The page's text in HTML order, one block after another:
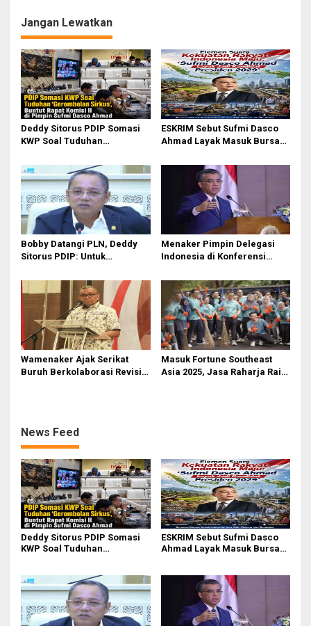
a
s
i
p
o
s
Jangan Lewatkan
Deddy Sitorus PDIP Somasi
KWP Soal Tuduhan
Rapat Komisi II Dipimpin
Sufmi Dasco Ahmad
ESKRIM Sebut Sufmi Dasco
Ahmad Layak Masuk Bursa
Bobby Datangi PLN, Deddy
Sitorus PDIP: Untuk
Gubernurnya Gak Paham?
Menaker Pimpin Delegasi
Indonesia di Konferensi
ke-114
Wamenaker Ajak Serikat
Buruh Berkolaborasi Revisi
Masuk Fortune Southeast
Asia 2025, Jasa Raharja Raih
News Feed
Deddy Sitorus PDIP Somasi
KWP Soal Tuduhan
Sufmi Dasco Ahmad
ESKRIM Sebut Sufmi Dasco
Ahmad Layak Masuk Bursa